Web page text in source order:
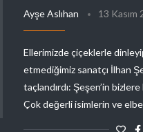
Ayşe Aslıhan 13 Kasım
Ellerimizde çiçeklerle
etmediğimiz sanatçı İlhan
taçlandırdı: Şeşen’in
Çok değerli isimlerin ve